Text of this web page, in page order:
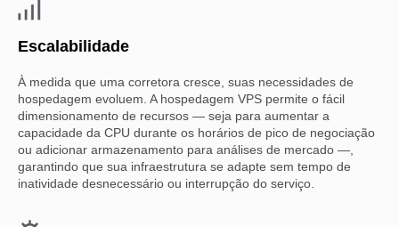
Escalabilidade
À medida que uma corretora cresce, suas necessidades de
hospedagem evoluem. A hospedagem VPS permite o fácil
dimensionamento de recursos — seja para aumentar a
capacidade da CPU durante os horários de pico de negociação
ou adicionar armazenamento para análises de mercado —,
garantindo que sua infraestrutura se adapte sem tempo de
inatividade desnecessário ou interrupção do serviço.